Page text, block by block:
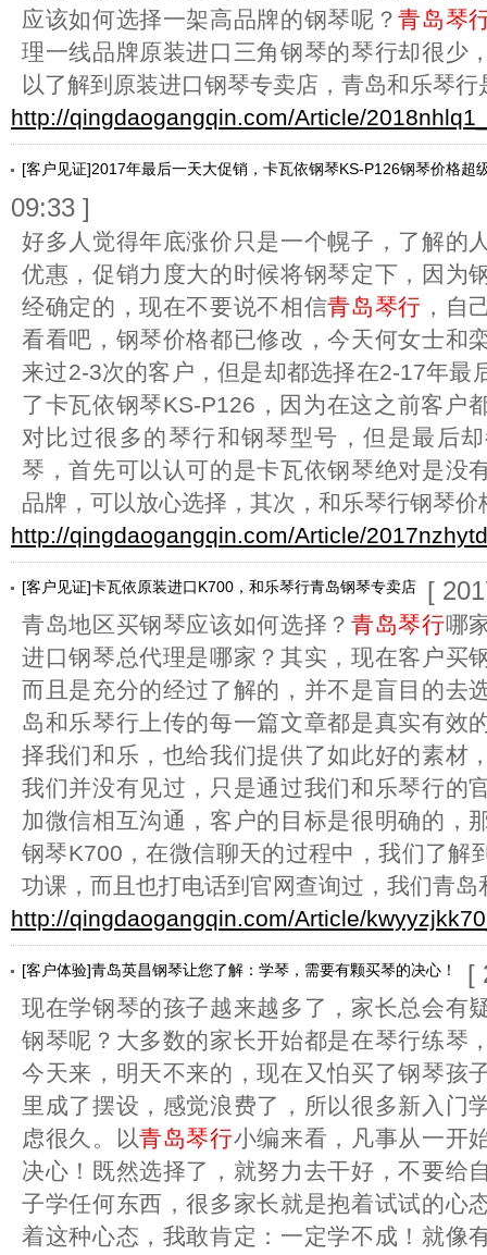
应该如何选择一架高品牌的钢琴呢？青岛琴
理一线品牌原装进口三角钢琴的琴行却很少
以了解到原装进口钢琴专卖店，青岛和乐琴
http://qingdaogangqin.com/Article/
[客户见证]2017年最后一天大促销，卡瓦依钢琴KS-P126钢琴价格超
09:33 ]
好多人觉得年底涨价只是一个幌子，了解的
优惠，促销力度大的时候将钢琴定下，因为
经确定的，现在不要说不相信青岛琴行 ，自
看看吧，钢琴价格都已修改，今天何女士和
来过2-3次的客户，但是却都选择在2-17年最
了卡瓦依钢琴KS-P126，因为在这之前客户
对比过很多的琴行和钢琴型号，但是最后
琴，首先可以认可的是卡瓦依钢琴绝对是没
品牌，可以放心选择，其次，和乐琴行钢琴价
http://qingdaogangqin.com/Article/
[客户见证]卡瓦依原装进口K700，和乐琴行青岛钢琴专卖店 [
青岛地区买钢琴应该如何选择？ 青岛琴行哪
进口钢琴总代理是哪家？其实，现在客户买
而且是充分的经过了解的，并不是盲目的去
岛和乐琴行上传的每一篇文章都是真实有效
择我们和乐，也给我们提供了如此好的素材
我们并没有见过，只是通过我们和乐琴行的
加微信相互沟通，客户的目标是很明确的，
钢琴K700，在微信聊天的过程中，我们了解
功课，而且也打电话到官网查询过，我们青岛
http://qingdaogangqin.com/Article/
[客户体验]青岛英昌钢琴让您了解：学琴，需要有颗买琴的决心！ [
现在学钢琴的孩子越来越多了，家长总会有
钢琴呢？大多数的家长开始都是在琴行练琴
今天来，明天不来的，现在又怕买了钢琴孩
里成了摆设，感觉浪费了，所以很多新入门
虑很久。以青岛琴行小编来看，凡事从一开
决心！既然选择了，就努力去干好，不要给
子学任何东西，很多家长就是抱着试试的心
着这种心态，我敢肯定：一定学不成！就像